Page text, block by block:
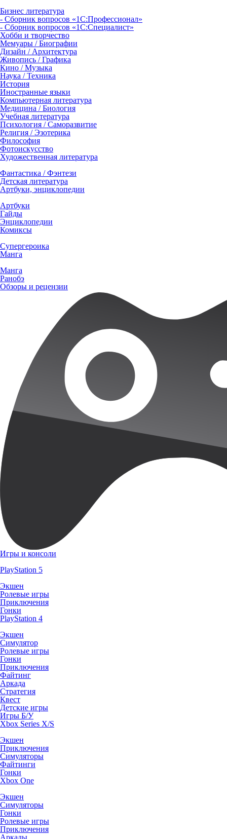
Бизнес литература
- Сборник вопросов «1С:Профессионал»
- Сборник вопросов «1С:Специалист»
Хобби и творчество
Мемуары / Биографии
Дизайн / Архитектура
Живопись / Графика
Кино / Музыка
Наука / Техника
История
Иностранные языки
Компьютерная литература
Медицина / Биология
Учебная литература
Психология / Саморазвитие
Религия / Эзотерика
Философия
Фотоискусство
Художественная литература
Фантастика / Фэнтези
Детская литература
Артбуки, энциклопедии
Артбуки
Гайды
Энциклопедии
Комиксы
Супергероика
Манга
Манга
Ранобэ
Обзоры и рецензии
Игры и консоли
PlayStation 5
Экшен
Ролевые игры
Приключения
Гонки
PlayStation 4
Экшен
Симулятор
Ролевые игры
Гонки
Приключения
Файтинг
Аркада
Стратегия
Квест
Детские игры
Игры Б/У
Xbox Series X/S
Экшен
Приключения
Симуляторы
Файтинги
Гонки
Xbox One
Экшен
Симуляторы
Гонки
Ролевые игры
Приключения
Аркады